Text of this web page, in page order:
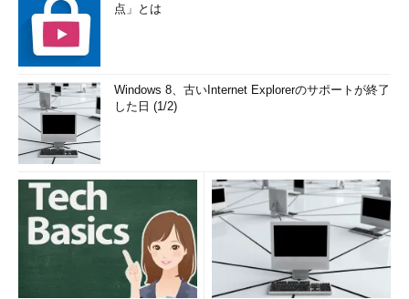
点」とは
Windows 8、古いInternet Explorerのサポートが終了
した日 (1/2)